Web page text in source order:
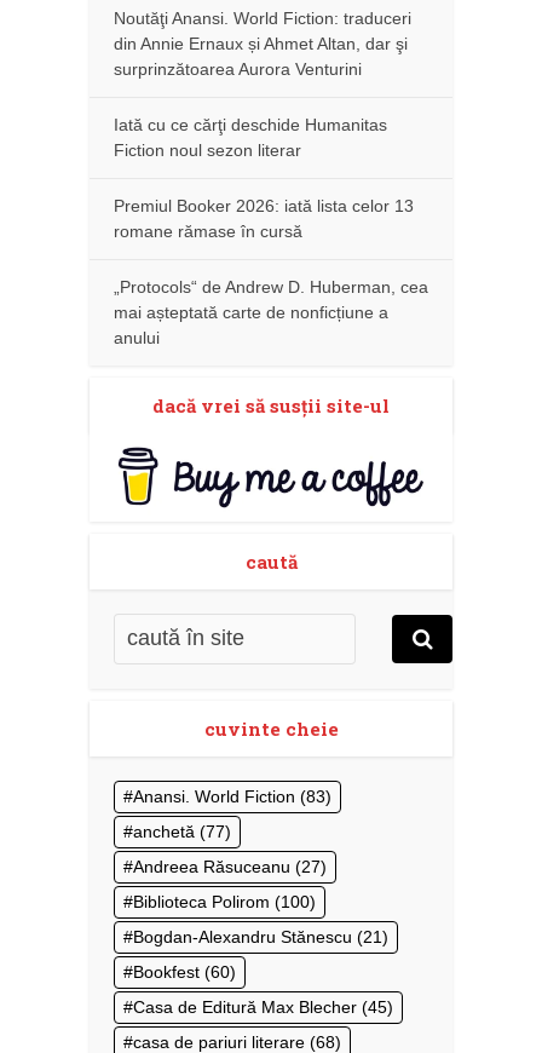
Noutăţi Anansi. World Fiction: traduceri
din Annie Ernaux și Ahmet Altan, dar şi
surprinzătoarea Aurora Venturini
Iată cu ce cărţi deschide Humanitas
Fiction noul sezon literar
Premiul Booker 2026: iată lista celor 13
romane rămase în cursă
„Protocols“ de Andrew D. Huberman, cea
mai așteptată carte de nonficțiune a
anului
dacă vrei să susţii site-ul
caută
cuvinte cheie
Anansi. World Fiction (83)
anchetă (77)
Andreea Răsuceanu (27)
Biblioteca Polirom (100)
Bogdan-Alexandru Stănescu (21)
Bookfest (60)
Casa de Editură Max Blecher (45)
casa de pariuri literare (68)